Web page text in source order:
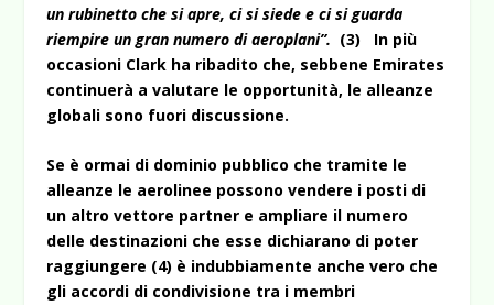
un rubinetto che si apre, ci si siede e ci si guarda
riempire un gran numero di aeroplani”. (3) In più
occasioni Clark ha ribadito che, sebbene Emirates
continuerà a valutare le opportunità, le alleanze
globali sono fuori discussione.
Se è ormai di dominio pubblico che tramite le
alleanze le aerolinee possono vendere i posti di
un altro vettore partner e ampliare il numero
delle destinazioni che esse dichiarano di poter
raggiungere (4) è indubbiamente anche vero che
gli accordi di condivisione tra i membri